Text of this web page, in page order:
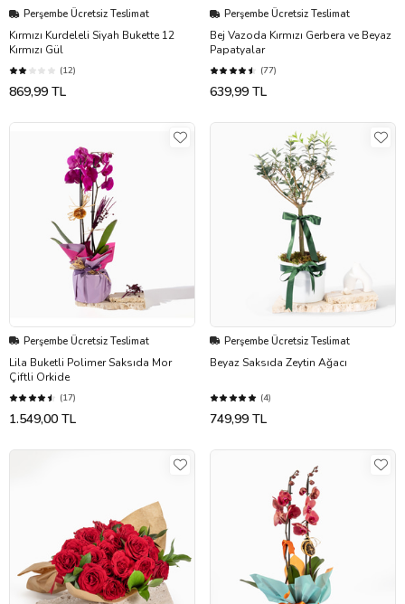
Perşembe Ücretsiz Teslimat
Kırmızı Kurdeleli Siyah Bukette 12
Kırmızı Gül
(12)
869,99 TL
Perşembe Ücretsiz Teslimat
Bej Vazoda Kırmızı Gerbera ve Beyaz
Papatyalar
(77)
639,99 TL
Perşembe Ücretsiz Teslimat
Lila Buketli Polimer Saksıda Mor
Çiftli Orkide
(17)
1.549,00 TL
Perşembe Ücretsiz Teslimat
Beyaz Saksıda Zeytin Ağacı
(4)
749,99 TL